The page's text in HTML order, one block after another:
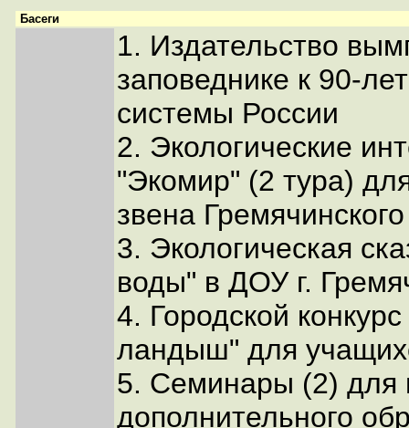
Басеги
1. Издательство
заповеднике к 90-
системы России
2. Экологические
"Экомир" (2 тура)
звена
3. Экологическая
воды" в ДОУ г.
4. Городской
ландыш" для
5. Семинары (2) для
дополнительного